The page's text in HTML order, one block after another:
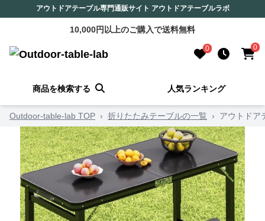
アウトドアテーブル専門通販サイト アウトドアテーブルラボ
10,000円以上のご購入で送料無料
0 0
商品を検索する 人気ランキング
Outdoor-table-lab TOP › 折りたたみテーブルの一覧 › アウトドア